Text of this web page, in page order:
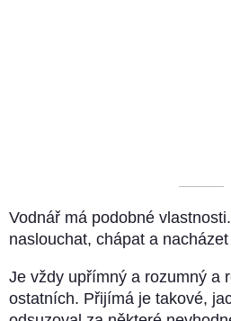
––––––––––
Vodnář má podobné
naslouchat, chápat a
Je vždy upřímný a rozumný a
ostatních. Přijímá je takové,